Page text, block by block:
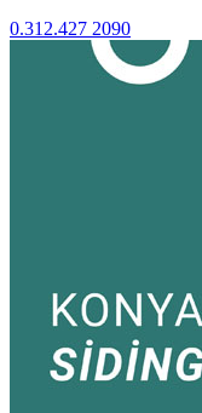
0.312.427 2090